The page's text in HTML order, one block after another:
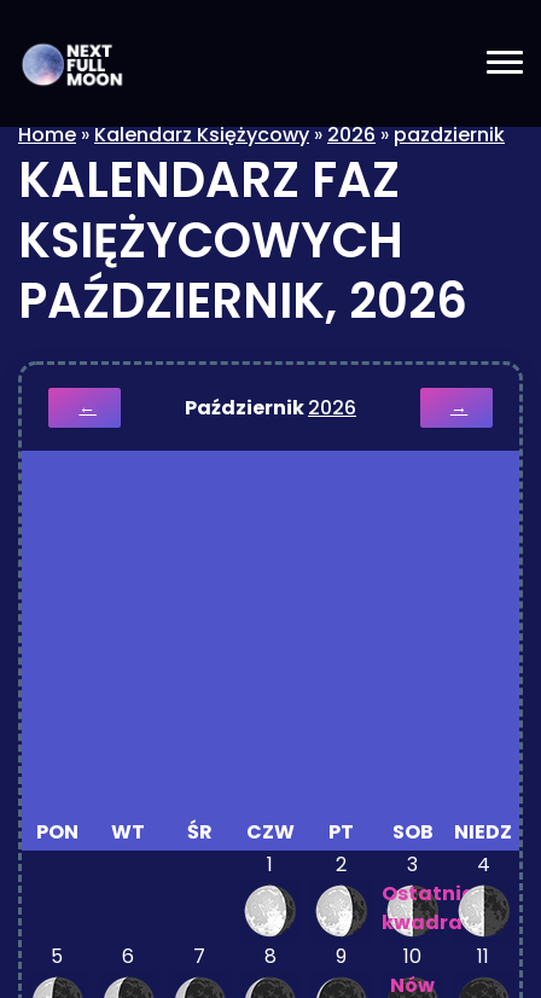
Home»Kalendarz Księżycowy»2026»pazdziernik
KALENDARZ FAZ
KSIĘŻYCOWYCH
PAŹDZIERNIK, 2026
← Październik2026 →
PON WT ŚR CZW PT SOB
NIEDZ
1
2
3
Ostatnia
kwadra
4
5 6 7 8 9
10
Nów
11